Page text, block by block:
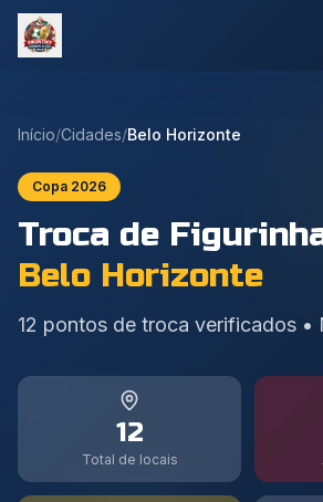
Início/Cidades/Belo Horizonte
Copa 2026
Troca de
Belo Horizonte
12 pontos de troca verificados •
12
Total de locais